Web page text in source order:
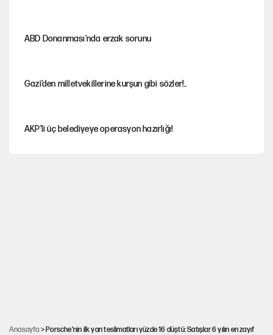
ABD Donanması’nda erzak sorunu
Gazi’den milletvekillerine kurşun gibi sözler!..
AKP’li üç belediyeye operasyon hazırlığı!
Anasayfa > Porsche’nin ilk yarı teslimatları yüzde 16 düştü: Satışlar 6 yılın en zayıf